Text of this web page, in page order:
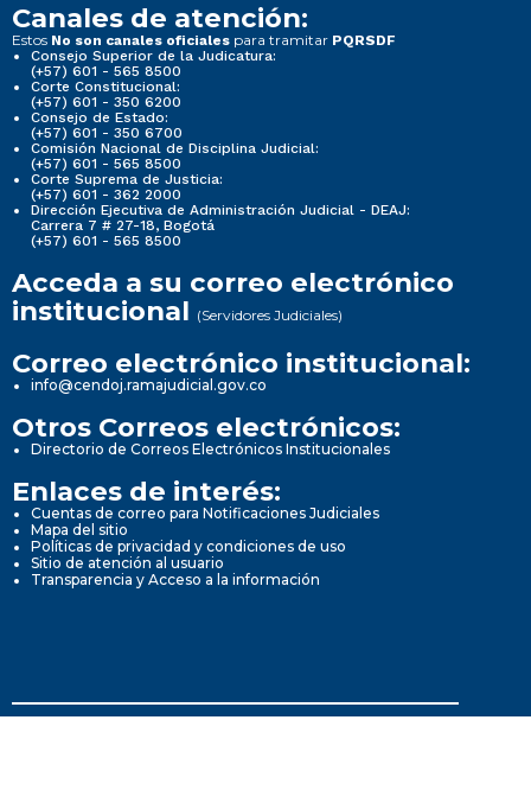
Canales de atención:
Estos No son canales oficiales para tramitar PQRSDF
Consejo Superior de la Judicatura:
(+57) 601 - 565 8500
Corte Constitucional:
(+57) 601 - 350 6200
Consejo de Estado:
(+57) 601 - 350 6700
Comisión Nacional de Disciplina Judicial:
(+57) 601 - 565 8500
Corte Suprema de Justicia:
(+57) 601 - 362 2000
Dirección Ejecutiva de Administración Judicial - DEAJ:
Carrera 7 # 27-18, Bogotá
(+57) 601 - 565 8500
Acceda a su correo electrónico
institucional (Servidores Judiciales)
Correo electrónico institucional:
info@cendoj.ramajudicial.gov.co
Otros Correos electrónicos:
Directorio de Correos Electrónicos Institucionales
Enlaces de interés:
Cuentas de correo para Notificaciones Judiciales
Mapa del sitio
Políticas de privacidad y condiciones de uso
Sitio de atención al usuario
Transparencia y Acceso a la información